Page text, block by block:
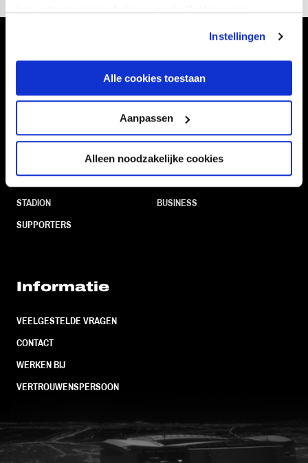
Instellingen
Alle cookies toestaan
Aanpassen
Alleen noodzakelijke cookies
Navigeer naar
STADION
SUPPORTERS
FOUNDATION
BUSINESS
Informatie
VEELGESTELDE VRAGEN
CONTACT
WERKEN BIJ
VERTROUWENSPERSOON
FC Utrecht<br>vanuit<br>het